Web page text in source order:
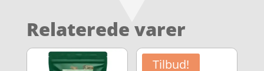
Relaterede varer
Tilbud!